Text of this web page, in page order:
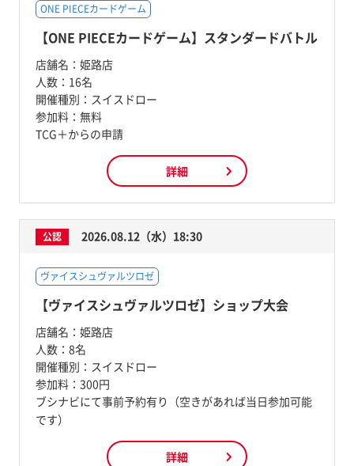
ONE PIECEカードゲーム
【ONE PIECEカードゲーム】スタンダードバトル
店舗名： 姫路店
人数： 16名
開催種別： スイスドロー
参加料： 無料
TCG＋からの申請
詳細
公認 2026.08.12（水）18:30
ヴァイスシュヴァルツロゼ
【ヴァイスシュヴァルツロゼ】ショップ大会
店舗名： 姫路店
人数： 8名
開催種別： スイスドロー
参加料： 300円
ブシナビにて事前予約有り（空きがあれば当日参加可能
です）
詳細